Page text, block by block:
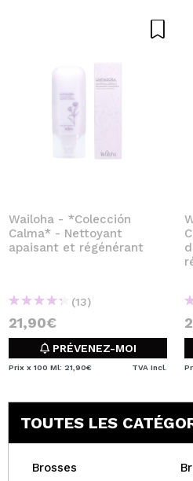
Wailoha - *Colección
Calma* - Nettoyant
apaisant et régénérant
(13)
21,90€
PRÉVENEZ-MOI
Prix x 100 Ml: 21,90€ TVA Incl.
TOUTES LES
Brosses